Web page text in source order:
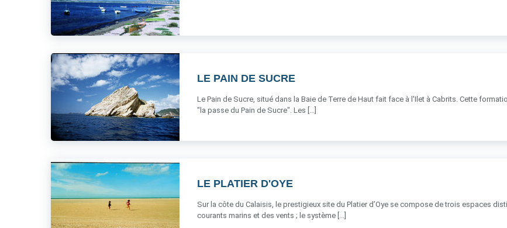
LE PAIN DE SUCRE
Le Pain de Sucre, situé dans la Baie de Terre de Haut fait face à l'Ilet à Cabrits. Cette
"la passe du Pain de Sucre". Les [...]
LE PLATIER D'OYE
Sur la côte du Calaisis, le prestigieux site du Platier d’Oye se compose de trois espaces
courants marins et des vents ; le système [...]